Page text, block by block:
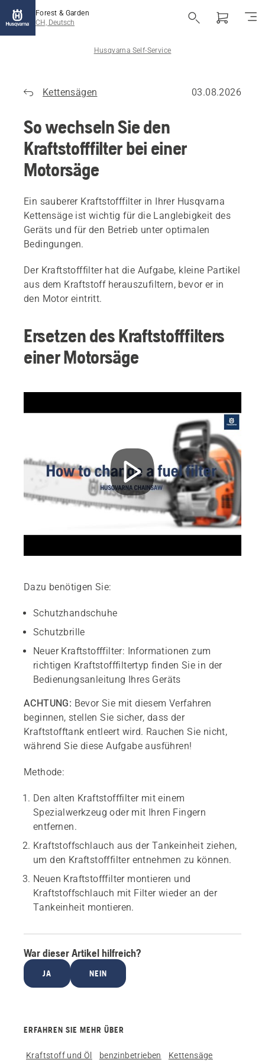
Forest & Garden
CH, Deutsch
Husqvarna Self-Service
Kettensägen 03.08.2026
So wechseln Sie den
Kraftstofffilter bei einer
Motorsäge
Ein sauberer Kraftstofffilter in Ihrer Husqvarna
Kettensäge ist wichtig für die Langlebigkeit des
Geräts und für den Betrieb unter optimalen
Bedingungen.
Der Kraftstofffilter hat die Aufgabe, kleine Partikel
aus dem Kraftstoff herauszufiltern, bevor er in
den Motor eintritt.
Ersetzen des Kraftstofffilters
einer Motorsäge
Dazu benötigen Sie:
Schutzhandschuhe
Schutzbrille
Neuer Kraftstofffilter: Informationen zum
richtigen Kraftstofffiltertyp finden Sie in der
Bedienungsanleitung Ihres Geräts
ACHTUNG: Bevor Sie mit diesem Verfahren
beginnen, stellen Sie sicher, dass der
Kraftstofftank entleert wird. Rauchen Sie nicht,
während Sie diese Aufgabe ausführen!
Methode:
Den alten Kraftstofffilter mit einem
Spezialwerkzeug oder mit Ihren Fingern
entfernen.
Kraftstoffschlauch aus der Tankeinheit ziehen,
um den Kraftstofffilter entnehmen zu können.
Neuen Kraftstofffilter montieren und
Kraftstoffschlauch mit Filter wieder an der
Tankeinheit montieren.
War dieser Artikel hilfreich?
JA NEIN
ERFAHREN SIE MEHR ÜBER
Kraftstoff und Öl benzinbetrieben Kettensäge